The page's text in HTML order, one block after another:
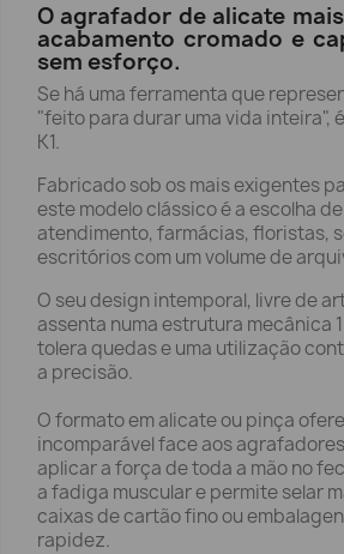
O agrafador de alicate
acabamento cromado e
sem esforço.
Se há uma ferramenta que
"feito para durar uma vida inteira",
K1.
Fabricado sob os mais exigentes
este modelo clássico é a escolha
atendimento, farmácias, floristas,
escritórios com um volume de
O seu design intemporal, livre de
assenta numa estrutura mecânica
tolera quedas e uma utilização
a precisão.
O formato em alicate ou pinça
incomparável face aos
aplicar a força de toda a mão no
a fadiga muscular e permite selar
caixas de cartão fino ou
rapidez.